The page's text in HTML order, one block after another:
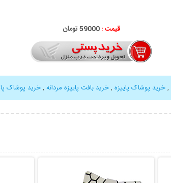
قیمت :59000 تومان
,خرید پوشاک پاییزه ,خرید بافت پاییزه مردانه ,خرید پوشاک